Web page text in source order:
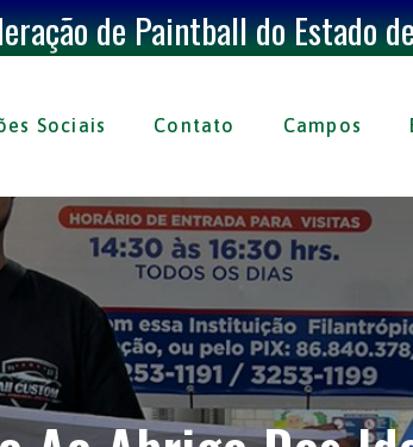
de Paintball do Estado
Sociais Contato Campos